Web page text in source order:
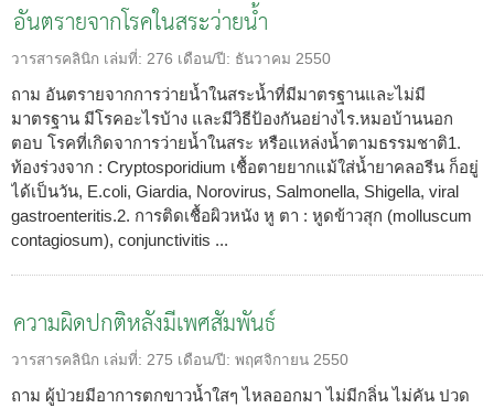
อันตรายจากโรคในสระว่ายน้ำ
วารสารคลินิก เล่มที่: 276 เดือน/ปี: ธันวาคม 2550
ถาม อันตรายจากการว่ายน้ำในสระน้ำที่มีมาตรฐานและไม่มี
มาตรฐาน มีโรคอะไรบ้าง และมีวิธีป้องกันอย่างไร.หมอบ้านนอก
ตอบ โรคที่เกิดจาการว่ายน้ำในสระ หรือแหล่งน้ำตามธรรมชาติ1.
ท้องร่วงจาก : Cryptosporidium เชื้อตายยากแม้ใส่น้ำยาคลอรีน ก็อยู่
ได้เป็นวัน, E.coli, Giardia, Norovirus, Salmonella, Shigella, viral
gastroenteritis.2. การติดเชื้อผิวหนัง หู ตา : หูดข้าวสุก (molluscum
contagiosum), conjunctivitis ...
ความผิดปกติหลังมีเพศสัมพันธ์
วารสารคลินิก เล่มที่: 275 เดือน/ปี: พฤศจิกายน 2550
ถาม ผู้ป่วยมีอาการตกขาวน้ำใสๆ ไหลออกมา ไม่มีกลิ่น ไม่คัน ปวด